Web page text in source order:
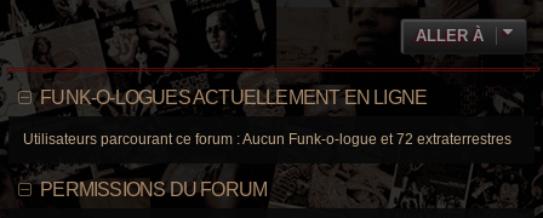
ALLER À
FUNK-O-LOGUES ACTUELLEMENT EN LIGNE
Utilisateurs parcourant ce forum : Aucun Funk-o-logue et 72 extraterrestres
PERMISSIONS DU FORUM